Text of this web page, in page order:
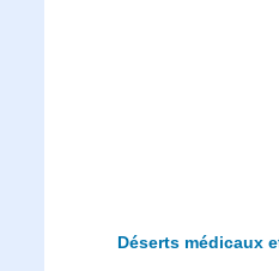
Déserts médicaux